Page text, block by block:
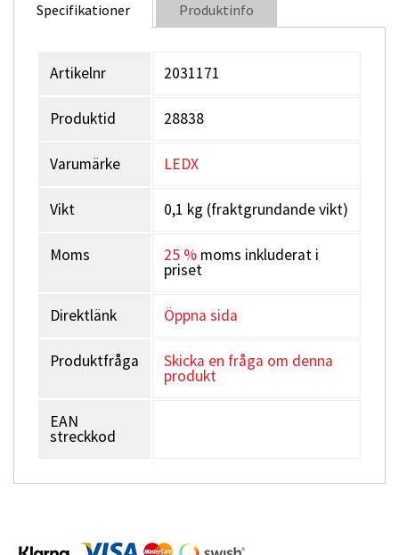
Specifikationer Produktinfo
Artikelnr 2031171
Produktid 28838
Varumärke LEDX
Vikt 0,1 kg (fraktgrundande vikt)
Moms 25 % moms inkluderat i
priset
Direktlänk Öppna sida
Produktfråga Skicka en fråga om denna
produkt
EAN
streckkod